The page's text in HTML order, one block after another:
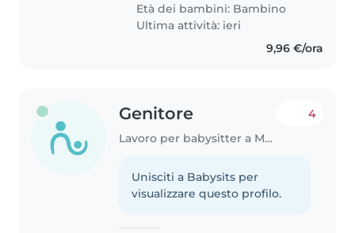
Età dei bambini: Bambino
Ultima attività: ieri
9,96 €/ora
Genitore
Lavoro per babysitter a Modena
4
Unisciti a Babysits per
visualizzare questo profilo.